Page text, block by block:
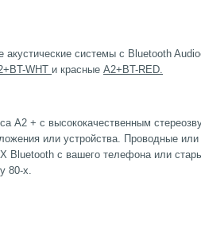
системы с Bluetooth
WHT и красные A2+BT-RED.
A2 + с высококачественным
или устройства. Проводные
Bluetooth с вашего телефона или
80-х.